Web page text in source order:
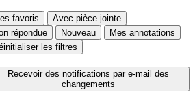
favoris
Avec pièce jointe
répondue
Nouveau
Mes annotations
les filtres
Recevoir des notifications par e-mail des
changements